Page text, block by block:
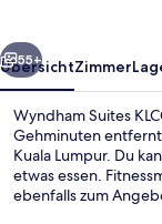
Weiter
55+
ÜbersichtZimmer
Wyndham Suites
Gehminuten entfernt
Kuala Lumpur. Du
etwas essen.
ebenfalls zum